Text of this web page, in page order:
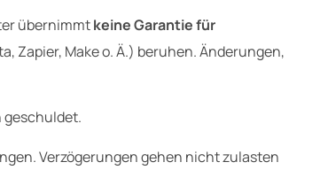
übernimmtkeine Garantie für
Zapier, Make o. Ä.) beruhen. Änderungen,
geschuldet.
Verzögerungen gehen nicht zulasten